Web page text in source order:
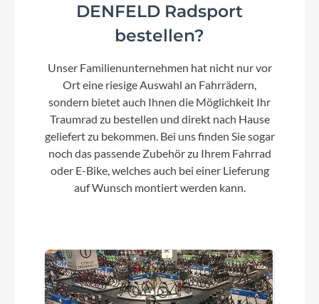
Ladegerät
Schaltwerk
Gates Carbon Drive CDX, Comfort Setup
Rahmenmaterial
Lenker
Ergotec Ergo XXL, 16°, 30 mm, 700 mm
DENFELD Radsport
bestellen?
Unser Familienunternehmen hat nicht nur vor
Ort eine riesige Auswahl an Fahrrädern,
sondern bietet auch Ihnen die Möglichkeit Ihr
Traumrad zu bestellen und direkt nach Hause
geliefert zu bekommen. Bei uns finden Sie sogar
noch das passende Zubehör zu Ihrem Fahrrad
oder E-Bike, welches auch bei einer Lieferung
auf Wunsch montiert werden kann.